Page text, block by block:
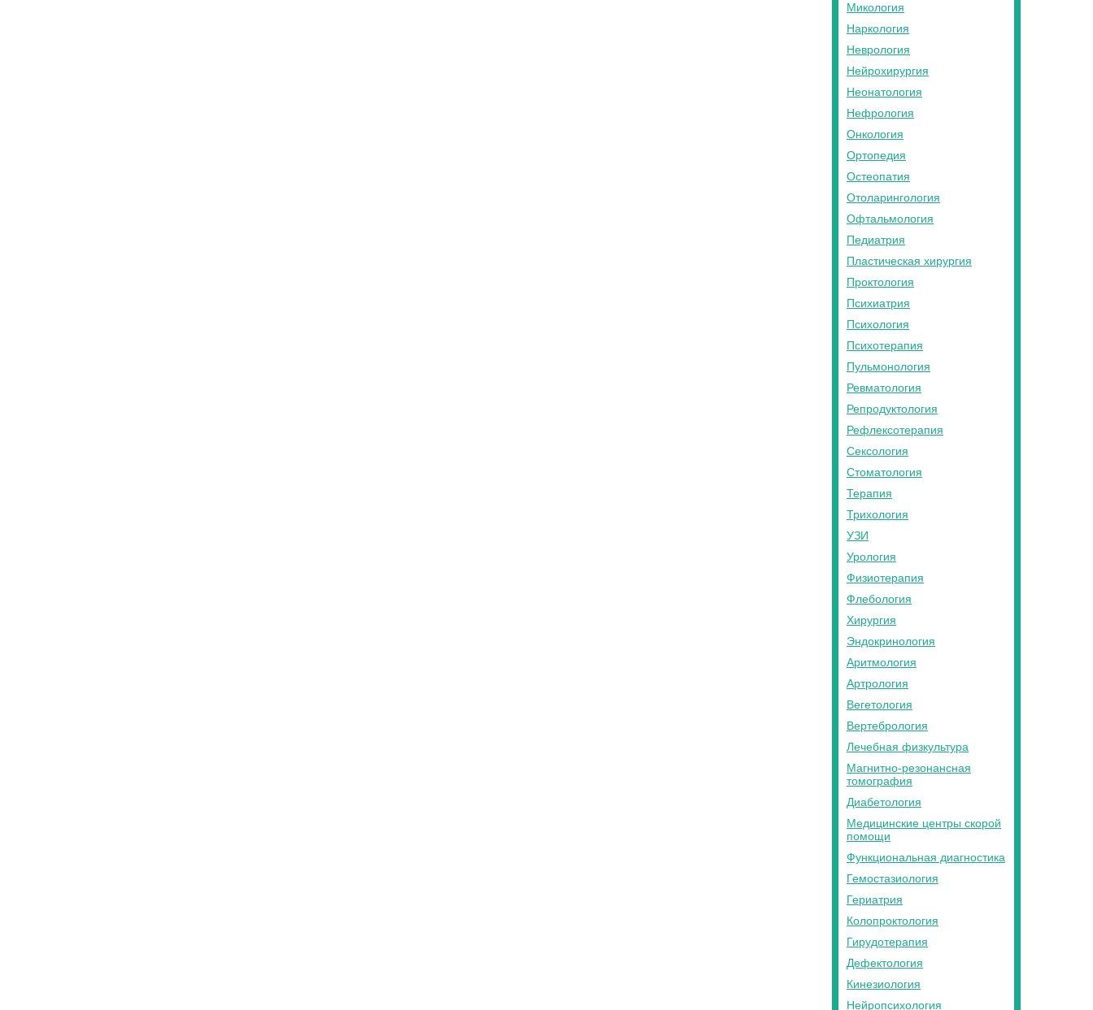
Микология
Наркология
Неврология
Нейрохирургия
Неонатология
Нефрология
Онкология
Ортопедия
Остеопатия
Отоларингология
Офтальмология
Педиатрия
Пластическая хирургия
Проктология
Психиатрия
Психология
Психотерапия
Пульмонология
Ревматология
Репродуктология
Рефлексотерапия
Сексология
Стоматология
Терапия
Трихология
УЗИ
Урология
Физиотерапия
Флебология
Хирургия
Эндокринология
Аритмология
Артрология
Вегетология
Вертебрология
Лечебная физкультура
Магнитно-резонансная
томография
Диабетология
Медицинские центры скорой
помощи
Функциональная диагностика
Гемостазиология
Гериатрия
Колопроктология
Гирудотерапия
Дефектология
Кинезиология
Нейропсихология